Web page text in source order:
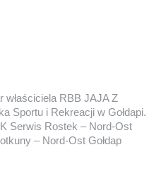
właściciela RBB JAJA Z
Sportu i Rekreacji w Gołdapi.
Serwis Rostek – Nord-Ost
– Nord-Ost Gołdap